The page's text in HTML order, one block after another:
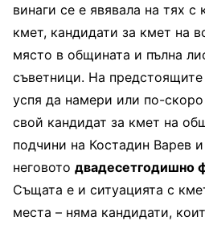
винаги се е явявала на тях
кмет, кандидати за кмет на
място в общината и пълна
съветници. На
успя да намери или по-
свой кандидат за кмет на
подчини на Костадин Варев и
неговото двадесетгодишно
Същата е и ситуацията с
места – няма кандидати,